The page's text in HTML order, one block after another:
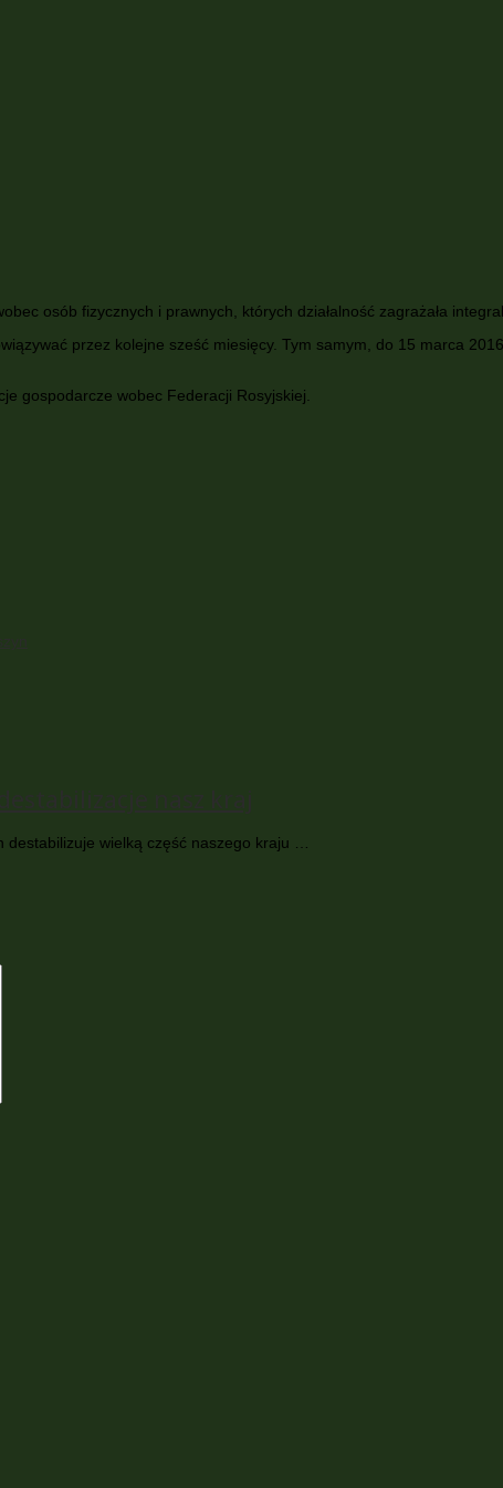
osób fizycznych i prawnych, których działalność zagrażała
przez kolejne sześć miesięcy. Tym samym, do 15 marca
gospodarcze wobec Federacji Rosyjskiej.
destabilizuje wielką część naszego kraju …